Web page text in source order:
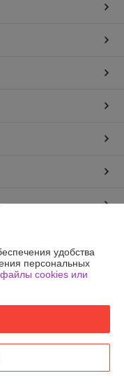
В29
удобства
персональных
cookies или